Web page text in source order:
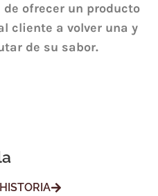
ofrecer un producto
cliente a volver una y
de su sabor.